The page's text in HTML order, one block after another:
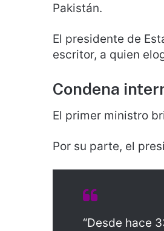
Pakistán.
El presidente de
escritor, a quien
Condena
El primer ministro
Por su parte, el
“Desde hace